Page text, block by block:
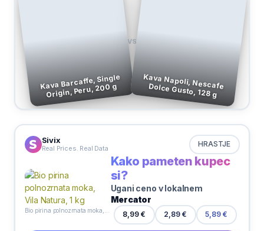
Kava Barcaffe, Single
Origin, Peru, 200 g
VS
Kava Napoli, Nescafe Dolce Gusto, 128 g
Sivix
Real Prices. Real Data HRASTJE
Kako pameten kupec
si?
Ugani ceno v lokalnem
Mercator
8,99 € 2,89 € 5,89 €